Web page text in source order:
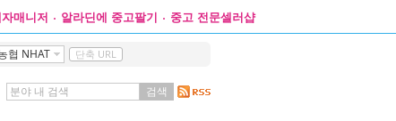
매니저 알라딘에 중고팔기 중고 전문셀러샵
협 NHAT 단축 URL
검색